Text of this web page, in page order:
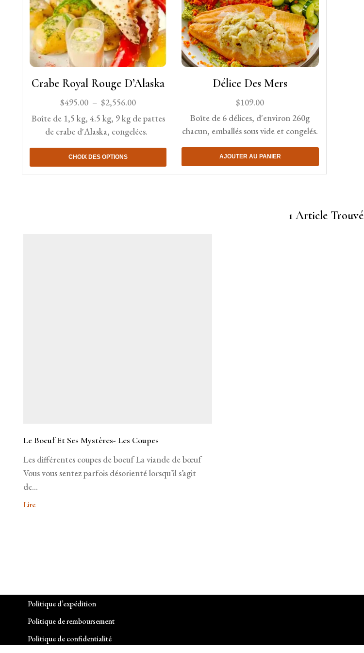
Crabe Royal Rouge D’Alaska
$495.00 – $2,556.00
Boîte de 1,5 kg, 4.5 kg, 9 kg de pattes
de crabe d'Alaska, congelées.
CHOIX DES OPTIONS
Délice Des Mers
$109.00
Boîte de 6 délices, d'environ 260g
chacun, emballés sous vide et congelés.
AJOUTER AU PANIER
1 Article Trouvé
Le Boeuf Et Ses Mystères- Les Coupes
Les différentes coupes de boeuf La viande de bœuf
Vous vous sentez parfois désorienté lorsqu’il s’agit
de...
Lire
Politique d’expédition
Politique de remboursement
Politique de confidentialité